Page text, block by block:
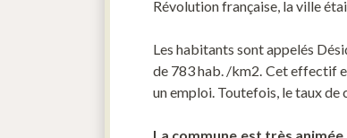
Révolution française, la ville
Les habitants sont appelés
de 783 hab. /km2. Cet effectif
un emploi. Toutefois, le taux de